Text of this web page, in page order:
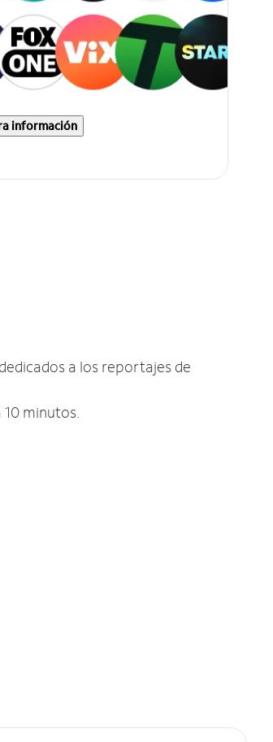
información
a los reportajes de
minutos.